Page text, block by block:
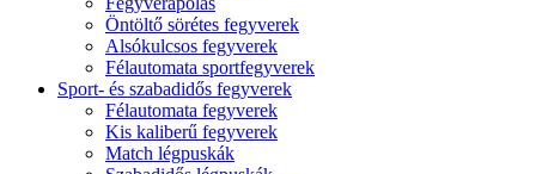
Öntöltő sörétes fegyverek
Alsókulcsos fegyverek
Félautomata sportfegyverek
Sport- és szabadidős fegyverek
Félautomata fegyverek
Kis kaliberű fegyverek
Match légpuskák